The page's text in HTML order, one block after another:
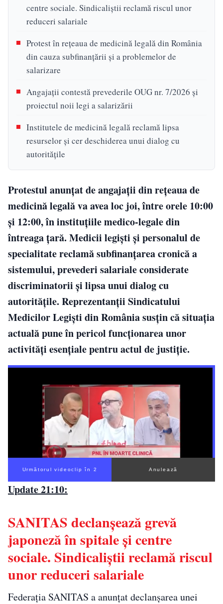
centre sociale. Sindicaliștii reclamă riscul unor
reduceri salariale
Protest în rețeaua de medicină legală din România
din cauza subfinanțării și a problemelor de
salarizare
Angajații contestă prevederile OUG nr. 7/2026 și
proiectul noii legi a salarizării
Institutele de medicină legală reclamă lipsa
resurselor și cer deschiderea unui dialog cu
autoritățile
Protestul anunțat de angajații din rețeaua de
medicină legală va avea loc joi, între orele 10:00
și 12:00, în instituțiile medico-legale din
întreaga țară. Medicii legiști și personalul de
specialitate reclamă subfinanțarea cronică a
sistemului, prevederi salariale considerate
discriminatorii și lipsa unui dialog cu
autoritățile. Reprezentanții Sindicatului
Medicilor Legiști din România susțin că situația
actuală pune în pericol funcționarea unor
activități esențiale pentru actul de justiție.
Următorul videoclip în 1 Anulează
Update 21:10:
SANITAS declanșează grevă
japoneză în spitale și centre
sociale. Sindicaliștii reclamă riscul
unor reduceri salariale
Federația SANITAS a anunțat declanșarea unei